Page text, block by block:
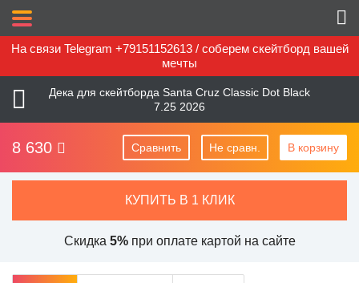
На связи Telegram +79151152613 / соберем скейтборд вашей
мечты
Дека для скейтборда Santa Cruz Classic Dot Black
7.25 2026
8 630 В корзину
Сравнить Не сравн.
КУПИТЬ В 1 КЛИК
Скидка 5%при оплате картой на сайте